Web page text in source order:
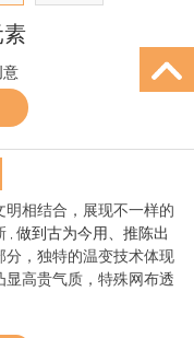
相结合，展现不一样的
， 做到古为今用、推陈出
分，独特的温变技术体现
高贵气质，特殊网布透